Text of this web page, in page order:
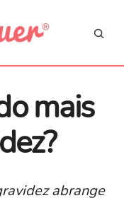
mais
abrange